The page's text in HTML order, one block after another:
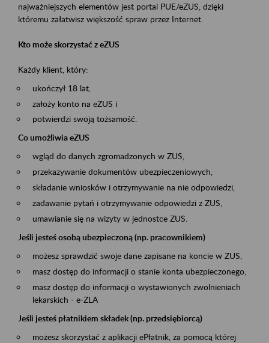
najważniejszych elementów jest portal PUE/eZUS, dzięki
któremu załatwisz większość spraw przez Internet.
Kto może skorzystać z eZUS
Każdy klient, który:
ukończył 18 lat,
założy konto na eZUS i
potwierdzi swoją tożsamość.
Co umożliwia eZUS
wgląd do danych zgromadzonych w ZUS,
przekazywanie dokumentów ubezpieczeniowych,
składanie wniosków i otrzymywanie na nie odpowiedzi,
zadawanie pytań i otrzymywanie odpowiedzi z ZUS,
umawianie się na wizyty w jednostce ZUS.
Jeśli jesteś osobą ubezpieczoną (np. pracownikiem)
możesz sprawdzić swoje dane zapisane na koncie w ZUS,
masz dostęp do informacji o stanie konta ubezpieczonego,
masz dostęp do informacji o wystawionych zwolnieniach
lekarskich - e-ZLA
Jeśli jesteś płatnikiem składek (np. przedsiębiorcą)
możesz skorzystać z aplikacji ePłatnik, za pomocą której